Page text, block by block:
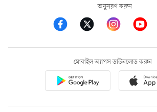
অনুসরণ করুন
মোবাইল অ্যাপস ডাউনলোড করুন